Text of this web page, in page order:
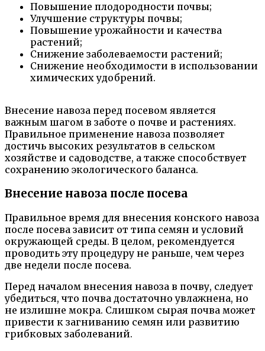
Повышение плодородности почвы;
Улучшение структуры почвы;
Повышение урожайности и качества
растений;
Снижение заболеваемости растений;
Снижение необходимости в использовании
химических удобрений.
Внесение навоза перед посевом является
важным шагом в заботе о почве и растениях.
Правильное применение навоза позволяет
достичь высоких результатов в сельском
хозяйстве и садоводстве, а также способствует
сохранению экологического баланса.
Внесение навоза после посева
Правильное время для внесения конского навоза
после посева зависит от типа семян и условий
окружающей среды. В целом, рекомендуется
проводить эту процедуру не раньше, чем через
две недели после посева.
Перед началом внесения навоза в почву, следует
убедиться, что почва достаточно увлажнена, но
не излишне мокра. Слишком сырая почва может
привести к загниванию семян или развитию
грибковых заболеваний.